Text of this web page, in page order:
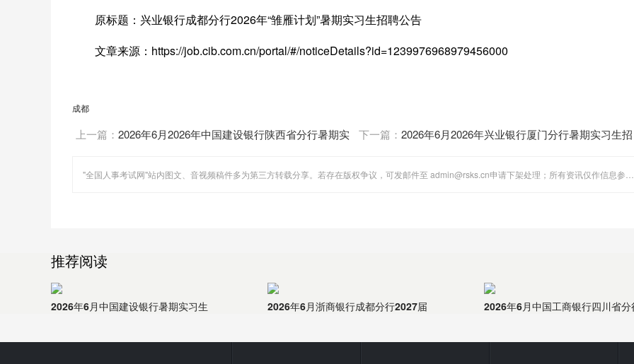
原标题：兴业银行成都分行2026年“雏雁计划”暑期实习生招聘公告
文章来源：https://job.cib.com.cn/portal/#/noticeDetails?id=1239976968979456000
成都
上一篇： 2026年6月2026年中国建设银行陕西省分行暑期实
下一篇： 2026年6月2026年兴业银行厦门分行暑期实习生招
推荐阅读
2026年6月中国建设银行暑期实习生 2026年6月浙商银行成都分行2027届 2026年6月中国工商银行四川省分